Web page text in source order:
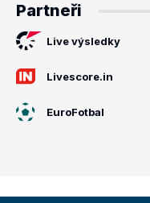
Partneři
Live výsledky
Livescore.in
EuroFotbal